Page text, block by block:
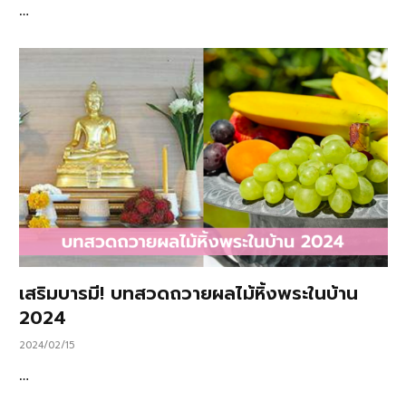
…
เสริมบารมี! บทสวดถวายผลไม้หิ้งพระในบ้าน
2024
2024/02/15
…